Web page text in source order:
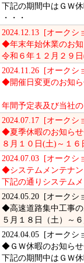
下記の期間中はＧＷ
・・・
2024.12.13 [オークシ
◆年末年始休業のお
令和６年１２月２９
2024.11.26 [オークシ
◆開催日変更のお知
年間予定表及び当社
2024.07.17 [オークシ
◆夏季休暇のお知ら
８月１０日(土)～１
2024.07.03 [オークシ
◆システムメンテナ
下記の通りシステム
2024.05.20 [オークシ
◆高速道路集中工事
５月１８日（土）～
2024.04.05 [オークシ
◆ＧＷ休暇のお知ら
下記の期間中はＧＷ